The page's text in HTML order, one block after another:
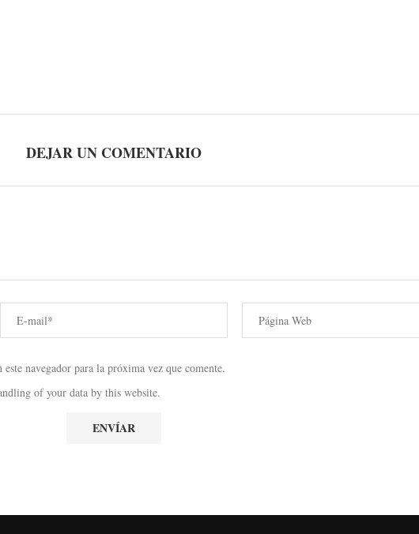
DEJAR UN COMENTARIO
navegador para la próxima vez que comente.
of your data by this website.